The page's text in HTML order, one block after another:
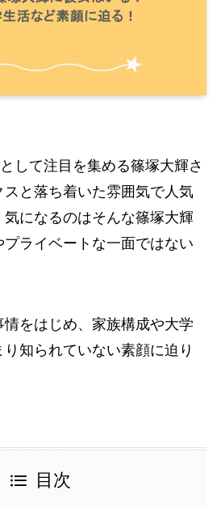
して注目を集める篠塚大輝さ
スと落ち着いた雰囲気で人気
気になるのはそんな篠塚大輝
ライベートな一面ではない
をはじめ、家族構成や大学
知られていない素顔に迫り
目次